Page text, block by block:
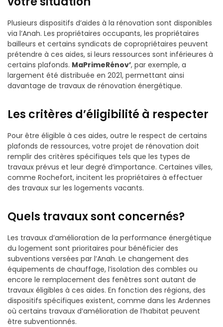
Plusieurs dispositifs d’aides à la rénovation sont disponibles
via l’Anah. Les propriétaires occupants, les propriétaires
bailleurs et certains syndicats de copropriétaires peuvent
prétendre à ces aides, si leurs ressources sont inférieures à
certains plafonds. MaPrimeRénov’, par exemple, a
largement été distribuée en 2021, permettant ainsi
davantage de travaux de rénovation énergétique.
Les critères d’éligibilité à respecter
Pour être éligible à ces aides, outre le respect de certains
plafonds de ressources, votre projet de rénovation doit
remplir des critères spécifiques tels que les types de
travaux prévus et leur degré d’importance. Certaines villes,
comme Rochefort, incitent les propriétaires à effectuer
des travaux sur les logements vacants.
Quels travaux sont concernés?
Les travaux d’amélioration de la performance énergétique
du logement sont prioritaires pour bénéficier des
subventions versées par l’Anah. Le changement des
équipements de chauffage, l’isolation des combles ou
encore le remplacement des fenêtres sont autant de
travaux éligibles à ces aides. En fonction des régions, des
dispositifs spécifiques existent, comme dans les Ardennes
où certains travaux d’amélioration de l’habitat peuvent
être subventionnés.